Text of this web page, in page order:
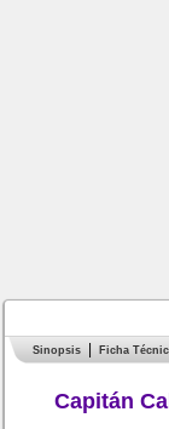
Sinopsis Ficha
Capitán